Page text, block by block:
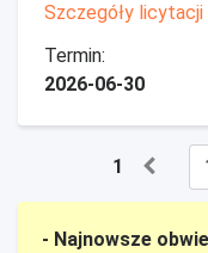
Szczegóły
Termin:
2026-06-30
1
- Najnowsze